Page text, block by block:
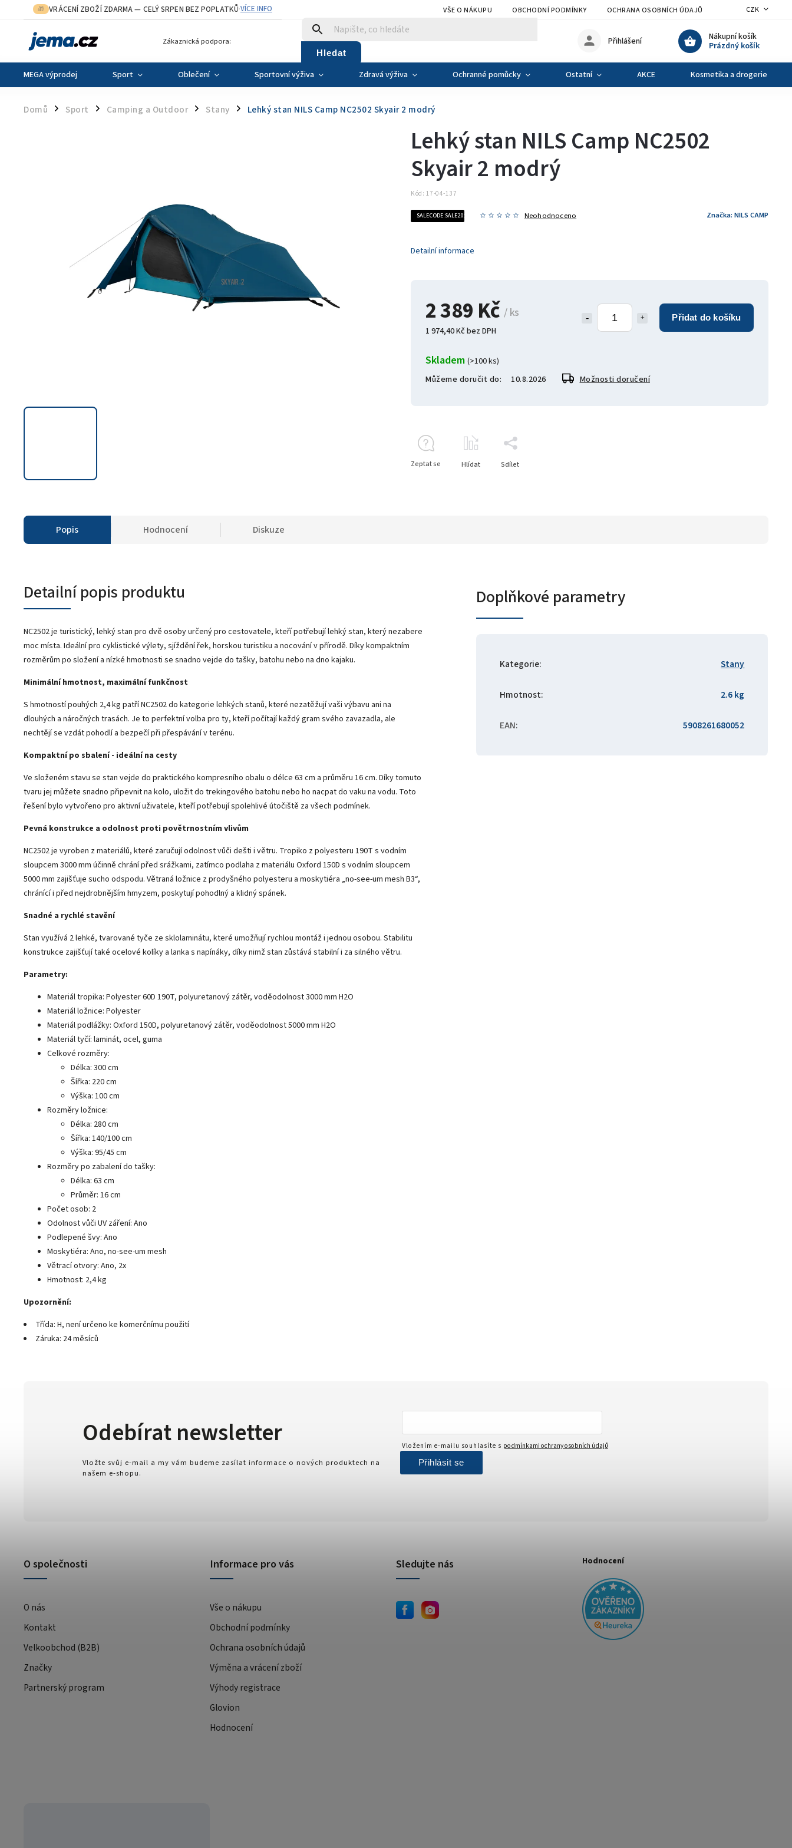
🎁 VRÁCENÍ ZBOŽÍ ZDARMA— CELÝ SRPEN BEZ POPLATKŮ·VÍCE INFO VŠE O NÁKUPU OBCHODNÍ PODMÍNKY OCHRANA OSOBNÍCH ÚDAJŮ VÝMĚNA A VRÁCENÍ
CZK
Zákaznická podpora:
Hledat
Nákupní košík
Prázdný košík
Přihlášení
MEGA výprodej Sport Oblečení Sportovní výživa Zdravá výživa Ochranné pomůcky Ostatní AKCE Kosmetika a drogerie
Domů / Sport / Camping a Outdoor / Stany / Lehký stan NILS Camp NC2502 Skyair 2 modrý
2 389 Kč/ ks
1 974,40 Kč bez DPH
Přidat do košíku
Skladem (>100 ks)
Můžeme doručit do:
10.8.2026 Možnosti doručení
Lehký stan NILS Camp NC2502
Skyair 2 modrý
Kód: 17-04-137
SALECODE:SALE20:20:% Neohodnoceno Značka: NILS CAMP
Detailní informace
Zeptat se Hlídat Sdílet
Popis Hodnocení Diskuze
Detailní popis produktu
NC2502 je turistický, lehký stan pro dvě osoby určený pro cestovatele, kteří potřebují lehký stan, který nezabere
moc místa. Ideální pro cyklistické výlety, sjíždění řek, horskou turistiku a nocování v přírodě. Díky kompaktním
rozměrům po složení a nízké hmotnosti se snadno vejde do tašky, batohu nebo na dno kajaku.
Minimální hmotnost, maximální funkčnost
S hmotností pouhých 2,4 kg patří NC2502 do kategorie lehkých stanů, které nezatěžují vaši výbavu ani na
dlouhých a náročných trasách. Je to perfektní volba pro ty, kteří počítají každý gram svého zavazadla, ale
nechtějí se vzdát pohodlí a bezpečí při přespávání v terénu.
Kompaktní po sbalení - ideální na cesty
Ve složeném stavu se stan vejde do praktického kompresního obalu o délce 63 cm a průměru 16 cm. Díky tomuto
tvaru jej můžete snadno připevnit na kolo, uložit do trekingového batohu nebo ho nacpat do vaku na vodu. Toto
řešení bylo vytvořeno pro aktivní uživatele, kteří potřebují spolehlivé útočiště za všech podmínek.
Pevná konstrukce a odolnost proti povětrnostním vlivům
NC2502 je vyroben z materiálů, které zaručují odolnost vůči dešti i větru. Tropiko z polyesteru 190T s vodním
sloupcem 3000 mm účinně chrání před srážkami, zatímco podlaha z materiálu Oxford 150D s vodním sloupcem
5000 mm zajišťuje sucho odspodu. Větraná ložnice z prodyšného polyesteru a moskytiéra „no-see-um mesh B3“,
chránící i před nejdrobnějším hmyzem, poskytují pohodlný a klidný spánek.
Snadné a rychlé stavění
Stan využívá 2 lehké, tvarované tyče ze sklolaminátu, které umožňují rychlou montáž i jednou osobou. Stabilitu
konstrukce zajišťují také ocelové kolíky a lanka s napínáky, díky nimž stan zůstává stabilní i za silného větru.
Parametry:
Materiál tropika: Polyester 60D 190T, polyuretanový zátěr, voděodolnost 3000 mm H2O
Materiál ložnice: Polyester
Materiál podlážky: Oxford 150D, polyuretanový zátěr, voděodolnost 5000 mm H2O
Materiál tyčí: laminát, ocel, guma
Celkové rozměry:
Délka: 300 cm
Šířka: 220 cm
Výška: 100 cm
Rozměry ložnice:
Délka: 280 cm
Šířka: 140/100 cm
Výška: 95/45 cm
Rozměry po zabalení do tašky:
Délka: 63 cm
Průměr: 16 cm
Počet osob: 2
Odolnost vůči UV záření: Ano
Podlepené švy: Ano
Moskytiéra: Ano, no-see-um mesh
Větrací otvory: Ano, 2x
Hmotnost: 2,4 kg
Upozornění:
Třída: H, není určeno ke komerčnímu použití
Záruka: 24 měsíců
Doplňkové parametry
Kategorie: Stany
Hmotnost: 2.6 kg
EAN: 5908261680052
O společnosti
O nás
Kontakt
Velkoobchod (B2B)
Značky
Partnerský program
Informace pro vás
Vše o nákupu
Obchodní podmínky
Ochrana osobních údajů
Výměna a vrácení zboží
Výhody registrace
Glovion
Hodnocení
Odebírat newsletter
Vložte svůj e-mail a my vám budeme zasílat informace o nových produktech na
našem e-shopu.
Vložením e-mailu souhlasíte s podmínkami ochrany osobních údajů
Přihlásit se
Sledujte nás Hodnocení